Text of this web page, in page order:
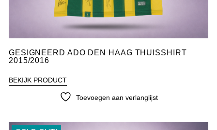
GESIGNEERD ADO DEN HAAG THUISSHIRT
2015/2016
BEKIJK PRODUCT
Toevoegen aan verlanglijst